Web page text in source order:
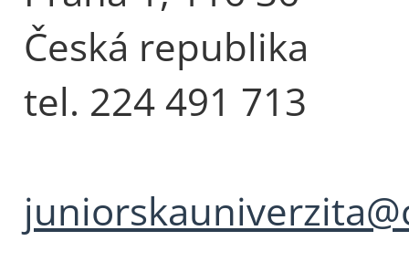
Česká republika
tel. 224 491 713